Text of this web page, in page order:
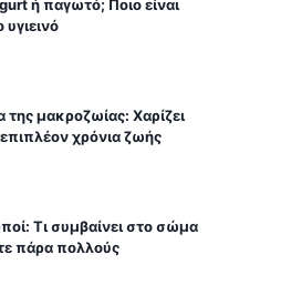
ή παγωτό; Ποιο είναι
υγιεινό
της μακροζωίας: Χαρίζει
χρόνια ζωής
Τι συμβαίνει στο σώμα
πάρα πολλούς